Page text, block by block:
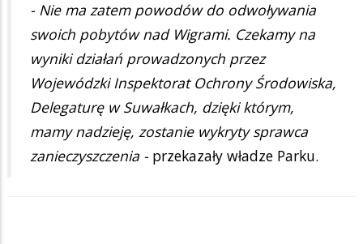
- Nie ma zatem powodów do odwoływania
swoich pobytów nad Wigrami. Czekamy na
wyniki działań prowadzonych przez
Wojewódzki Inspektorat Ochrony Środowiska,
Delegaturę w Suwałkach, dzięki którym,
mamy nadzieję, zostanie wykryty sprawca
zanieczyszczenia - przekazały władze Parku.